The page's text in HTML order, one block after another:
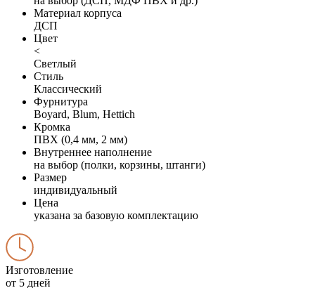
Материал корпуса
ДСП
Цвет
<
Светлый
Стиль
Классический
Фурнитура
Boyard, Blum, Hettich
Кромка
ПВХ (0,4 мм, 2 мм)
Внутреннее наполнение
на выбор (полки, корзины, штанги)
Размер
индивидуальный
Цена
указана за базовую комплектацию
Изготовление
от 5 дней